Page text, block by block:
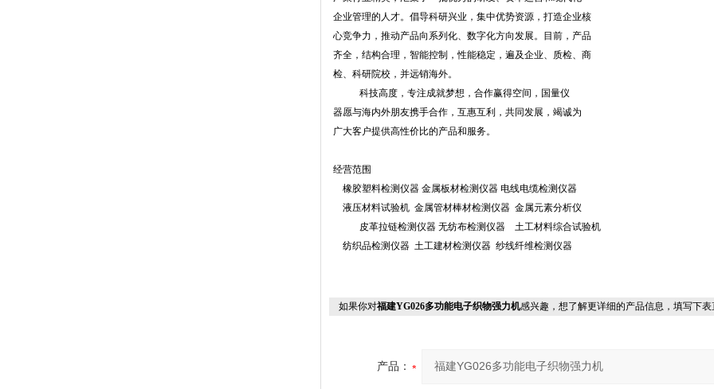
企业管理的人才。倡导科研兴业，集中优势资源，打造企业核
心竞争力，推动产品向系列化、数字化方向发展。目前，产品
齐全，结构合理，智能控制，性能稳定，遍及企业、质检、商
检、科研院校，并远销海外。
科技高度，专注成就梦想，合作赢得空间，国量仪
器愿与海内外朋友携手合作，互惠互利，共同发展，竭诚为
广大客户提供高性价比的产品和服务。
经营范围
橡胶塑料检测仪器 金属板材检测仪器 电线电缆检测仪器
液压材料试验机 金属管材棒材检测仪器 金属元素分析仪
皮革拉链检测仪器 无纺布检测仪器 土工材料综合试验机
纺织品检测仪器 土工建材检测仪器 纱线纤维检测仪器
如果你对福建YG026多功能电子织物强力机感兴趣，想了解更详细的产品信息，填写下表
产品：